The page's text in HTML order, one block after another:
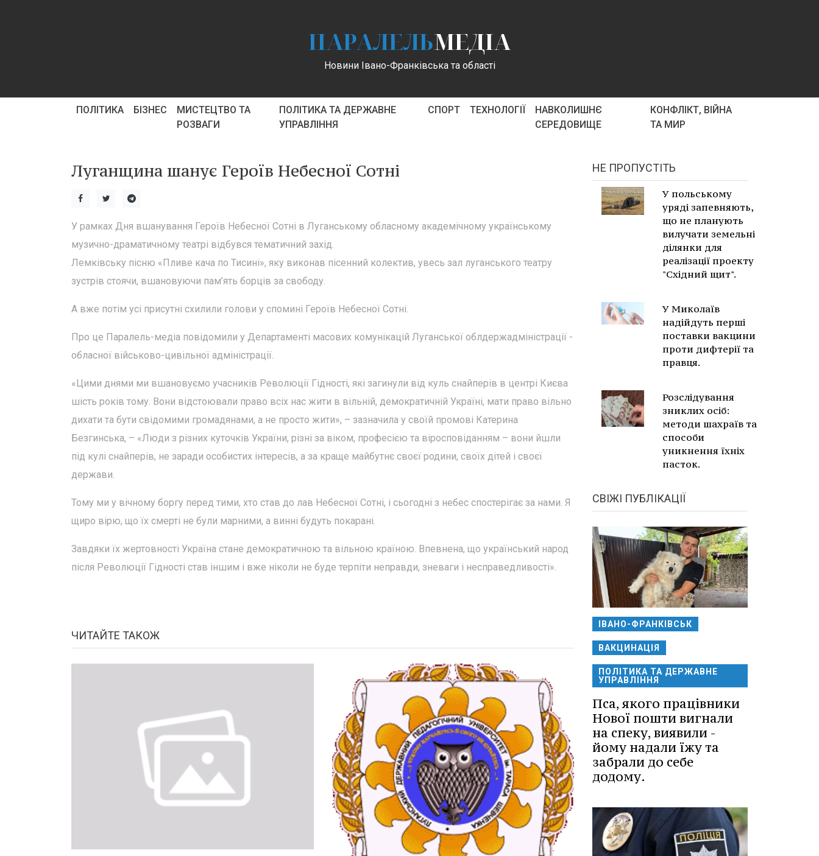
ПАРАЛЕЛЬМЕДІА
Новини Івано-Франківська та області
ПОЛІТИКА БІЗНЕС
МИСТЕЦТВО ТА
РОЗВАГИ
ПОЛІТИКА ТА ДЕРЖАВНЕ
УПРАВЛІННЯ
СПОРТ ТЕХНОЛОГІЇ
НАВКОЛИШНЄ
СЕРЕДОВИЩЕ
КОНФЛІКТ, ВІЙНА
ТА МИР
Луганщина шанує Героїв Небесної Сотні
У рамках Дня вшанування Героїв Небесної Сотні в Луганському обласному академічному українському
музично-драматичному театрі відбувся тематичний захід.
Лемківську пісню «Пливе кача по Тисині», яку виконав пісенний колектив, увесь зал луганського театру
зустрів стоячи, вшановуючи пам’ять борців за свободу.
А вже потім усі присутні схилили голови у спомині Героїв Небесної Сотні.
Про це Паралель-медіа повідомили у Департаменті масових комунікацій Луганської облдержадміністрації -
обласної військово-цивільної адміністрації.
«Цими днями ми вшановуємо учасників Революції Гідності, які загинули від куль снайперів в центрі Києва
шість років тому. Вони відстоювали право всіх нас жити в вільній, демократичній Україні, мати право вільно
дихати та бути свідомими громадянами, а не просто жити», – зазначила у своїй промові Катерина
Безгинська, – «Люди з різних куточків України, різні за віком, професією та віросповіданням – вони йшли
під кулі снайперів, не заради особистих інтересів, а за краще майбутнє своєї родини, своїх дітей і своєї
держави.
Тому ми у вічному боргу перед тими, хто став до лав Небесної Сотні, і сьогодні з небес спостерігає за нами. Я
щиро вірю, що їх смерті не були марними, а винні будуть покарані.
Завдяки їх жертовності Україна стане демократичною та вільною країною. Впевнена, що український народ
після Революції Гідності став іншим і вже ніколи не буде терпіти неправди, зневаги і несправедливості».
ЧИТАЙТЕ ТАКОЖ
НЕ ПРОПУСТІТЬ
У польському
уряді запевняють,
що не планують
вилучати земельні
ділянки для
реалізації проекту
"Східний щит".
У Миколаїв
надійдуть перші
поставки вакцини
проти дифтерії та
правця.
Розслідування
зниклих осіб:
методи шахраїв та
способи
уникнення їхніх
пасток.
СВІЖІ ПУБЛІКАЦІЇ
ІВАНО-ФРАНКІВСЬК
ВАКЦИНАЦІЯ
ПОЛІТИКА ТА ДЕРЖАВНЕ
УПРАВЛІННЯ
Пса, якого працівники
Нової пошти вигнали
на спеку, виявили -
йому надали їжу та
забрали до себе
додому.